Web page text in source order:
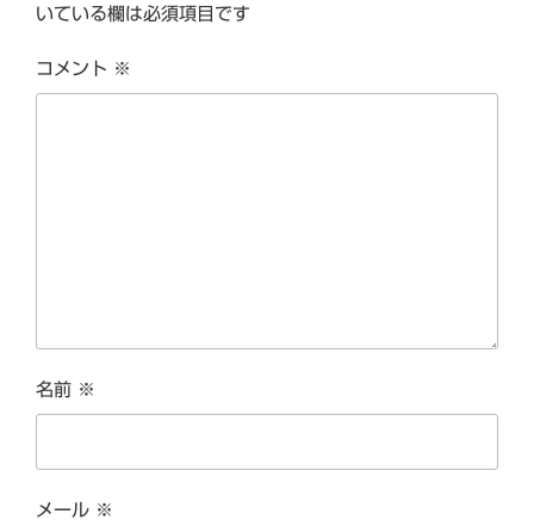
いている欄は必須項目です
コメント ※
名前 ※
メール ※